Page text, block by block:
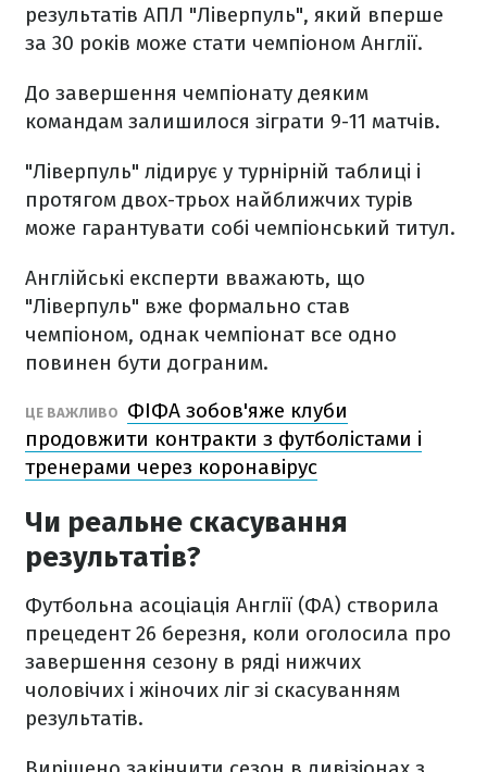
результатів АПЛ "Ліверпуль", який вперше
за 30 років може стати чемпіоном Англії.
До завершення чемпіонату деяким
командам залишилося зіграти 9-11 матчів.
"Ліверпуль" лідирує у турнірній таблиці і
протягом двох-трьох найближчих турів
може гарантувати собі чемпіонський титул.
Англійські експерти вважають, що
"Ліверпуль" вже формально став
чемпіоном, однак чемпіонат все одно
повинен бути дограним.
ЦЕ ВАЖЛИВО
ФІФА зобов'яже клуби
продовжити контракти з футболістами і
тренерами через коронавірус
Чи реальне скасування
результатів?
Футбольна асоціація Англії (ФА) створила
прецедент 26 березня, коли оголосила про
завершення сезону в ряді нижчих
чоловічих і жіночих ліг зі скасуванням
результатів.